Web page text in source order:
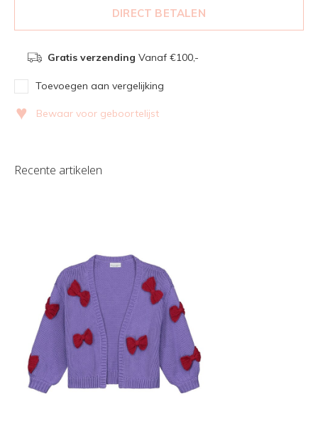
DIRECT BETALEN
Gratis verzending Vanaf €100,-
Toevoegen aan vergelijking
♥ Bewaar voor geboortelijst
Recente artikelen